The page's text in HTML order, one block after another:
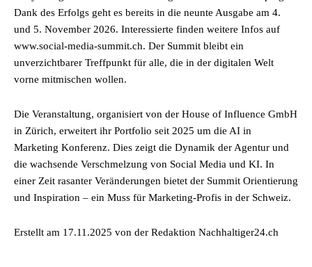
Dank des Erfolgs geht es bereits in die neunte Ausgabe am 4.
und 5. November 2026. Interessierte finden weitere Infos auf
www.social-media-summit.ch. Der Summit bleibt ein
unverzichtbarer Treffpunkt für alle, die in der digitalen Welt
vorne mitmischen wollen.
Die Veranstaltung, organisiert von der House of Influence GmbH
in Zürich, erweitert ihr Portfolio seit 2025 um die AI in
Marketing Konferenz. Dies zeigt die Dynamik der Agentur und
die wachsende Verschmelzung von Social Media und KI. In
einer Zeit rasanter Veränderungen bietet der Summit Orientierung
und Inspiration – ein Muss für Marketing-Profis in der Schweiz.
Erstellt am 17.11.2025 von der Redaktion Nachhaltiger24.ch